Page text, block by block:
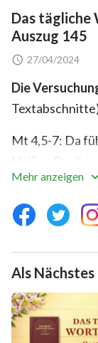
Das tägliche
Auszug 145
27/04/2024
Die
Mt 4,5-7: Da
Heilige Stadt
Tempels und
laß dich hinab;
seinen Engeln
an einen Stein
deinen
Lasst uns
Mehr anzeigen
Als Nächstes